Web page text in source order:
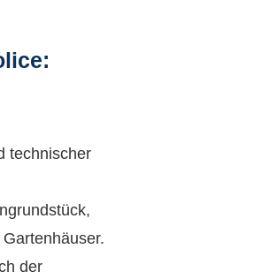
technischer
der